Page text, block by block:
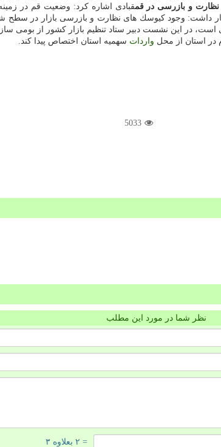
و بازرسی در قمقبادی اشاره كرد: وضعیت قم در
داشت: وجود كیوسك های نظارت و بازرسی بازار در
در این نشست دبیر ستاد تنظیم بازار كشور از بومی
در استان از محل واردات سهمیه استان اختصاص پیدا كند.
5033
نظر شما در مورد این مطلب
= ۲ بعلاوه ۳